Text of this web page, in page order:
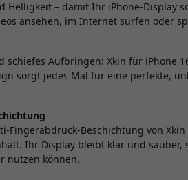
Helligkeit – damit Ihr iPhone-Display
ansehen, im Internet surfen oder
schiefes Aufbringen: Xkin für iPhone
sorgt jedes Mal für eine perfekte,
Fingerabdruck-Beschichtung von
Ihr Display bleibt klar und sauber,
nutzen können.